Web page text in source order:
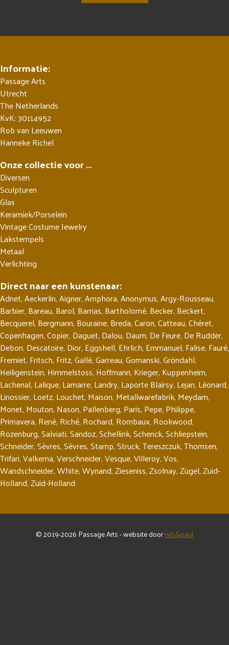
Informatie:
Passage Arts
Utrecht
The Netherlands
KvK: 30114952
Rob van Leeuwen
Hanneke Richel
Onze collectie voor ...
Diversen
Sculpturen
Glas
Keramiek/Porselein
Vintage Costume Jewelry
Lakstempels
Metaal
Verlichting
Direct naar een kunstenaar:
Adnet,Aeckerlin,Aigner,Amphora,Anonymus,Argy-Rousseau,
Barbier, Bareau, Barol, Barrias, Bartholomé, Becker, Beckert,
Becquerel, Bergmann, Bouraine, Breda,Caron,Catteau,Chéret,
Copenhagen,Copier, Daguet, Dalou, Daum, De Feure, De Rudder,
Debon, Descatoire, Dior, Eggshell, Ehrlich, Emmanuel, Falise, Fauré,
Fremiet, Fritsch, Fritz,Gallé,Garreau,Gomanski,Gröndahl,
Heiligenstein, Himmelstoss, Hoffmann, Krieger, Kuppenheim,
Lachenal, Lalique, Lamarre, Landry, Laporte Blairsy, Lejan, Léonard,
Linossier, Loetz, Louchet, Maison, Metallwarefabrik, Meydam,
Monet, Mouton, Nason, Pallenberg, Paris, Pepe, Philippe,
Primavera, René, Riché, Rochard, Rombaux, Rookwood,
Rozenburg,Salviati,Sandoz,Schellink,Schenck,Schliepstein,
Schneider,Sèvres,Sèvres,Stamp,Struck,Tereszczuk,Thomsen,
Trifari,Valkema,Verschneider,Vesque,Villeroy,Vos,
Wandschneider,White,Wynand,Zieseniss,Zsolnay,Zügel,Zuid-
Holland,Zuid-Holland
© 2019-2026 Passage Arts - website doornils&paul